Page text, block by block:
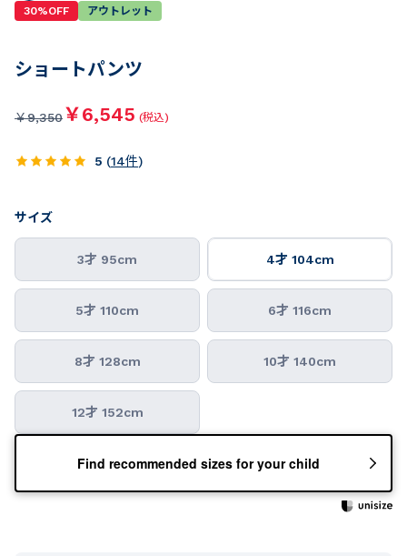
30%OFF
アウトレット
ショートパンツ
￥9,350￥6,545 (税込)
5 (14件)
サイズ
3才 95cm 4才 104cm
5才 110cm 6才 116cm
8才 128cm 10才 140cm
12才 152cm
Find recommended sizes for your child